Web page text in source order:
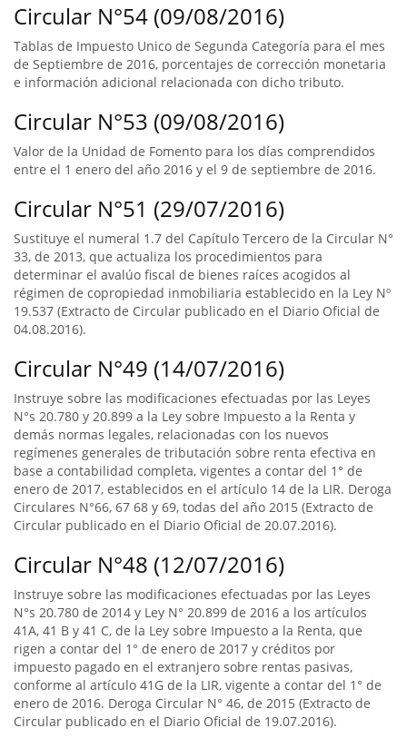
Circular N°54 (09/08/2016)
Tablas de Impuesto Unico de Segunda Categoría para el mes
de Septiembre de 2016, porcentajes de corrección monetaria
e información adicional relacionada con dicho tributo.
Circular N°53 (09/08/2016)
Valor de la Unidad de Fomento para los días comprendidos
entre el 1 enero del año 2016 y el 9 de septiembre de 2016.
Circular N°51 (29/07/2016)
Sustituye el numeral 1.7 del Capítulo Tercero de la Circular N°
33, de 2013, que actualiza los procedimientos para
determinar el avalúo fiscal de bienes raíces acogidos al
régimen de copropiedad inmobiliaria establecido en la Ley Nº
19.537 (Extracto de Circular publicado en el Diario Oficial de
04.08.2016).
Circular N°49 (14/07/2016)
Instruye sobre las modificaciones efectuadas por las Leyes
N°s 20.780 y 20.899 a la Ley sobre Impuesto a la Renta y
demás normas legales, relacionadas con los nuevos
regímenes generales de tributación sobre renta efectiva en
base a contabilidad completa, vigentes a contar del 1° de
enero de 2017, establecidos en el artículo 14 de la LIR. Deroga
Circulares N°66, 67 68 y 69, todas del año 2015 (Extracto de
Circular publicado en el Diario Oficial de 20.07.2016).
Circular N°48 (12/07/2016)
Instruye sobre las modificaciones efectuadas por las Leyes
N°s 20.780 de 2014 y Ley N° 20.899 de 2016 a los artículos
41A, 41 B y 41 C, de la Ley sobre Impuesto a la Renta, que
rigen a contar del 1° de enero de 2017 y créditos por
impuesto pagado en el extranjero sobre rentas pasivas,
conforme al artículo 41G de la LIR, vigente a contar del 1° de
enero de 2016. Deroga Circular N° 46, de 2015 (Extracto de
Circular publicado en el Diario Oficial de 19.07.2016).